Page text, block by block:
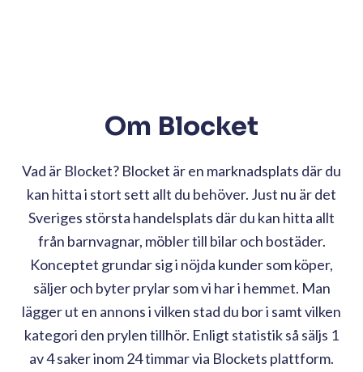
Om Blocket
Vad är Blocket? Blocket är en marknadsplats där du
kan hitta i stort sett allt du behöver. Just nu är det
Sveriges största handelsplats där du kan hitta allt
från barnvagnar, möbler till bilar och bostäder.
Konceptet grundar sig i nöjda kunder som köper,
säljer och byter prylar som vi har i hemmet. Man
lägger ut en annons i vilken stad du bor i samt vilken
kategori den prylen tillhör. Enligt statistik så säljs 1
av 4 saker inom 24 timmar via Blockets plattform.